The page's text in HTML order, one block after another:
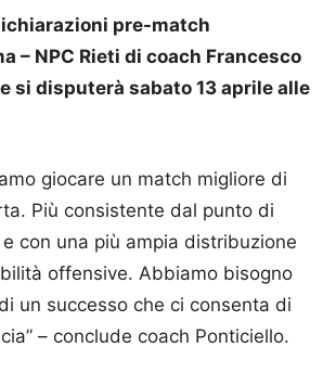
pre-match
– NPC Rieti di coach Francesco
si disputerà sabato 13 aprile alle
giocare un match migliore di
Più consistente dal punto di
con una più ampia distribuzione
offensive. Abbiamo bisogno
un successo che ci consenta di
– conclude coach Ponticiello.